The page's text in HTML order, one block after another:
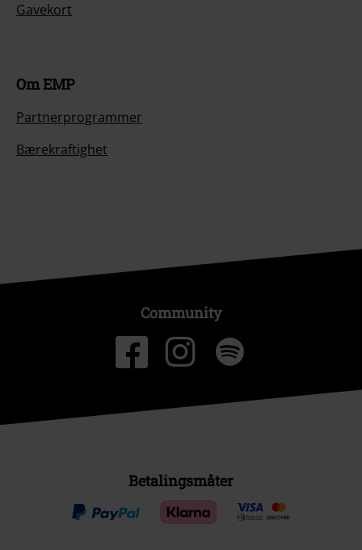
Gavekort
Om EMP
Partnerprogrammer
Bærekraftighet
Community
Betalingsmåter